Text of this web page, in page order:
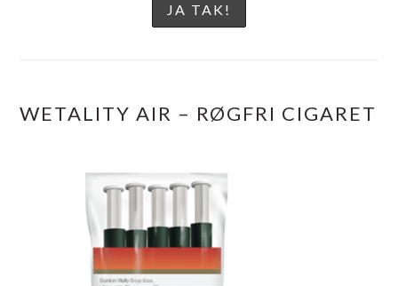
WETALITY AIR – RØGFRI CIGARET